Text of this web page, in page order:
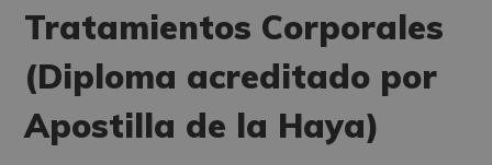
Tratamientos Corporales
(Diploma acreditado por
Apostilla de la Haya)